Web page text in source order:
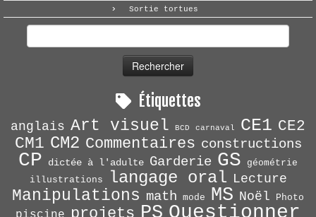
Sortie tortues
Étiquettes
anglais Art visuel BCD carnaval CE1 CE2
CM1 CM2 Commentaires constructions
CP dictée à l'adulte Garderie GS
géométrie
illustrations
langage oral Lecture
Manipulations math mode MS Noël Photo
PS Questionner